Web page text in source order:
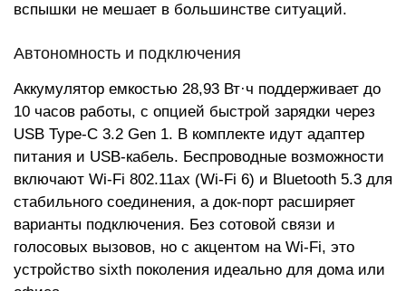
вспышки не мешает в большинстве ситуаций.
Автономность и подключения
Аккумулятор емкостью 28,93 Вт·ч поддерживает до
10 часов работы, с опцией быстрой зарядки через
USB Type-C 3.2 Gen 1. В комплекте идут адаптер
питания и USB-кабель. Беспроводные возможности
включают Wi-Fi 802.11ax (Wi-Fi 6) и Bluetooth 5.3 для
стабильного соединения, а док-порт расширяет
варианты подключения. Без сотовой связи и
голосовых вызовов, но с акцентом на Wi-Fi, это
устройство sixth поколения идеально для дома или